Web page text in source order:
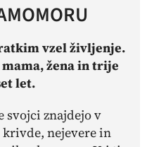
vzel življenje.
žena in trije
let.
svojci znajdejo v
nejevere in